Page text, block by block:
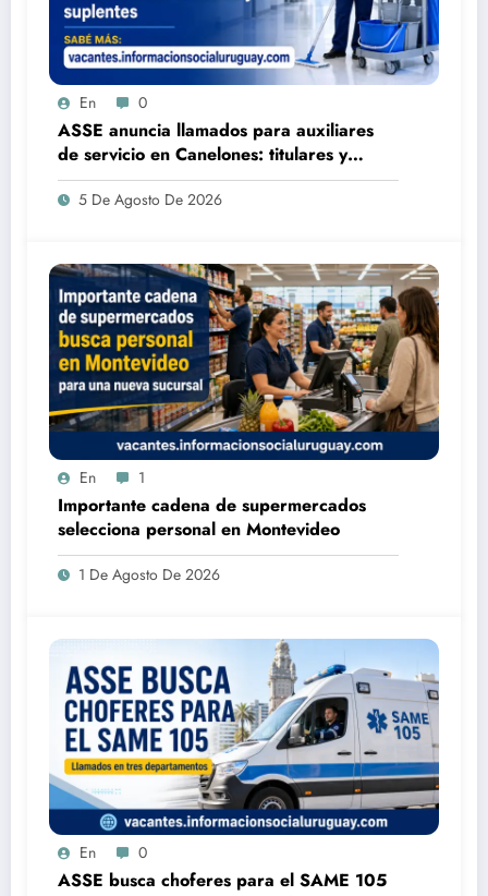
En 0
ASSE anuncia llamados para auxiliares
de servicio en Canelones: titulares y
suplentes
5 De Agosto De 2026
En 1
Importante cadena de supermercados
selecciona personal en Montevideo
1 De Agosto De 2026
En 0
ASSE busca choferes para el SAME 105